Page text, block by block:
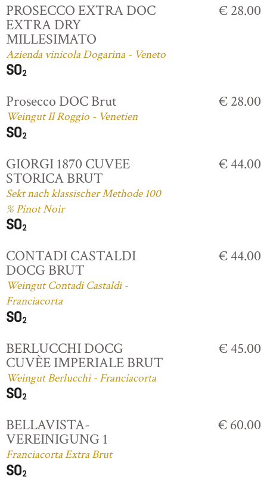
PROSECCO EXTRA DOC
EXTRA DRY
MILLESIMATO
Azienda vinicola Dogarina - Veneto
€ 28.00
Prosecco DOC Brut
Weingut Il Roggio - Venetien
€ 28.00
GIORGI 1870 CUVEE
STORICA BRUT
Sekt nach klassischer Methode 100
% Pinot Noir
€ 44.00
CONTADI CASTALDI
DOCG BRUT
Weingut Contadi Castaldi -
Franciacorta
€ 44.00
BERLUCCHI DOCG
CUVÈE IMPERIALE BRUT
Weingut Berlucchi - Franciacorta
€ 45.00
BELLAVISTA-
VEREINIGUNG 1
Franciacorta Extra Brut
€ 60.00